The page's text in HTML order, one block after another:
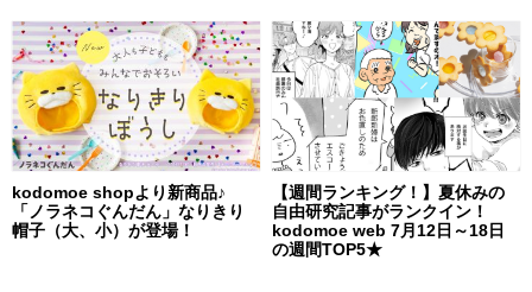
kodomoe shopより新商品♪
「ノラネコぐんだん」なりきり
帽子（大、小）が登場！
【週間ランキング！】夏休みの
自由研究記事がランクイン！
kodomoe web 7月12日～18日
の週間TOP5★